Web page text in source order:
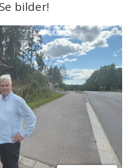
bilder!